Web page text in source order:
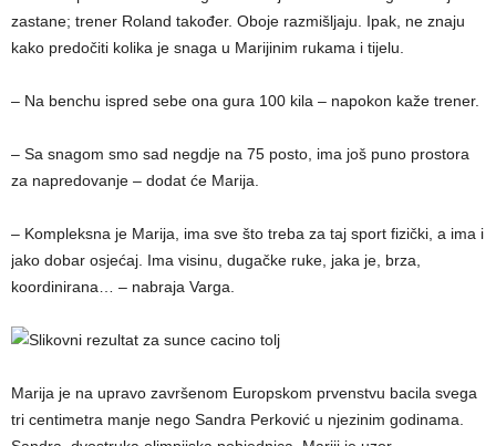
zastane; trener Roland također. Oboje razmišljaju. Ipak, ne znaju
kako predočiti kolika je snaga u Marijinim rukama i tijelu.
– Na benchu ispred sebe ona gura 100 kila – napokon kaže trener.
– Sa snagom smo sad negdje na 75 posto, ima još puno prostora
za napredovanje – dodat će Marija.
– Kompleksna je Marija, ima sve što treba za taj sport fizički, a ima i
jako dobar osjećaj. Ima visinu, dugačke ruke, jaka je, brza,
koordinirana… – nabraja Varga.
Marija je na upravo završenom Europskom prvenstvu bacila svega
tri centimetra manje nego Sandra Perković u njezinim godinama.